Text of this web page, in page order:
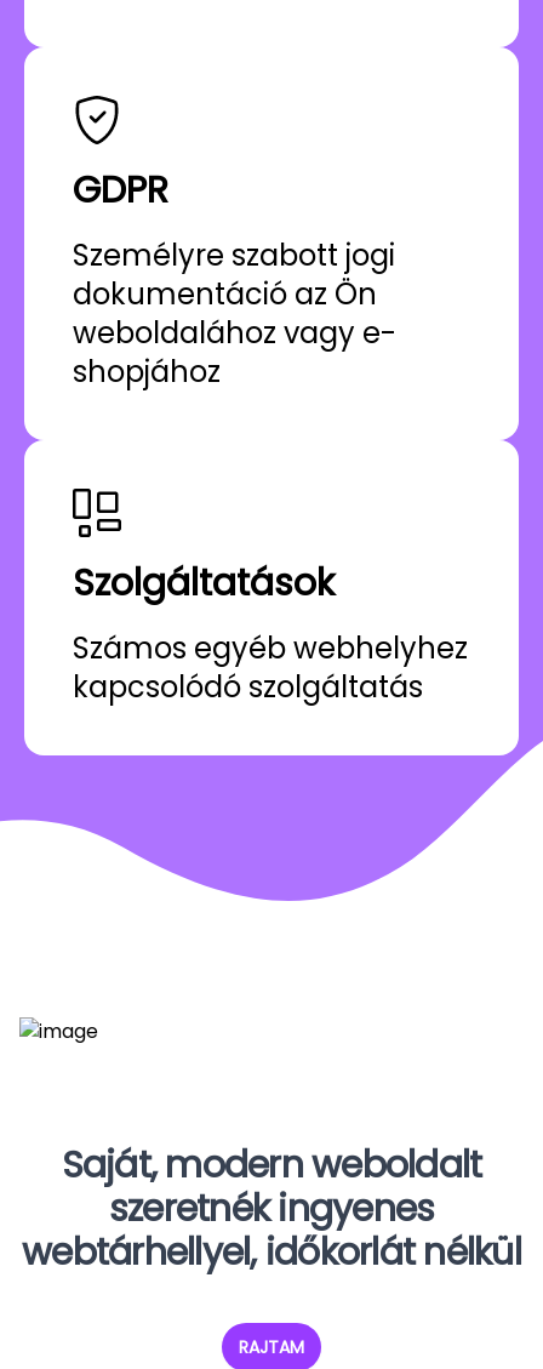
GDPR
Személyre szabott jogi
dokumentáció az Ön
weboldalához vagy e-
shopjához
Szolgáltatások
Számos egyéb webhelyhez
kapcsolódó szolgáltatás
Saját, modern weboldalt
szeretnék ingyenes
webtárhellyel, időkorlát nélkül
RAJTAM